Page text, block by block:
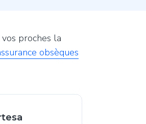
proches la
obsèques